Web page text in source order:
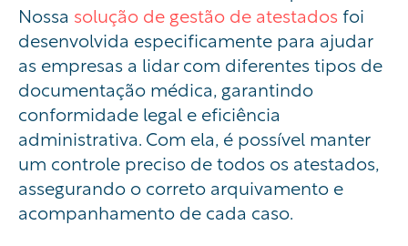
Nossa solução de gestão de atestados foi
desenvolvida especificamente para ajudar
as empresas a lidar com diferentes tipos de
documentação médica, garantindo
conformidade legal e eficiência
administrativa. Com ela, é possível manter
um controle preciso de todos os atestados,
assegurando o correto arquivamento e
acompanhamento de cada caso.